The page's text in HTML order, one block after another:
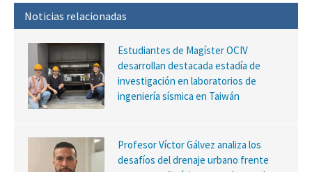
Noticias relacionadas
Estudiantes de Magíster OCIV
desarrollan destacada estadía de
investigación en laboratorios de
ingeniería sísmica en Taiwán
Profesor Víctor Gálvez analiza los
desafíos del drenaje urbano frente